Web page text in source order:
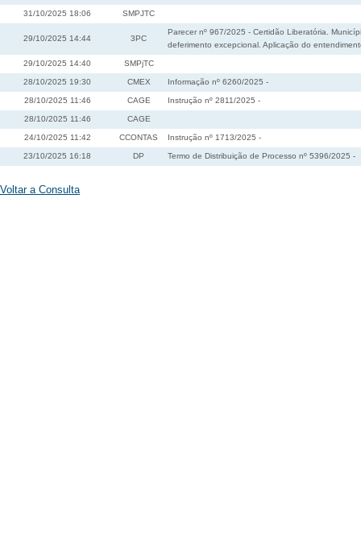
31/10/2025 18:06 SMPJTC
29/10/2025 14:44 3PC
Parecer nº 967/2025 - Certidão Liberatória.
deferimento excepcional. Aplicação do
29/10/2025 14:40 SMPjTC
28/10/2025 19:30 CMEX Informação nº 6260/2025 -
28/10/2025 11:46 CAGE Instrução nº 2811/2025 -
28/10/2025 11:46 CAGE
24/10/2025 11:42 CCONTAS Instrução nº 1713/2025 -
23/10/2025 16:18 DP Termo de Distribuição de Processo nº 5396/2025 -
Voltar a Consulta